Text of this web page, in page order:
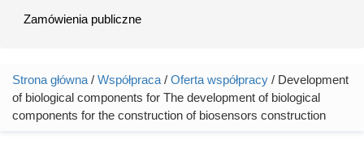
Zamówienia publiczne
Jesteś tutaj
Strona główna / Współpraca / Oferta współpracy / Development
of biological components for The development of biological
components for the construction of biosensors construction